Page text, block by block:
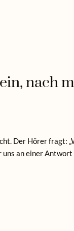
nach
Der Hörer fragt:
uns an einer